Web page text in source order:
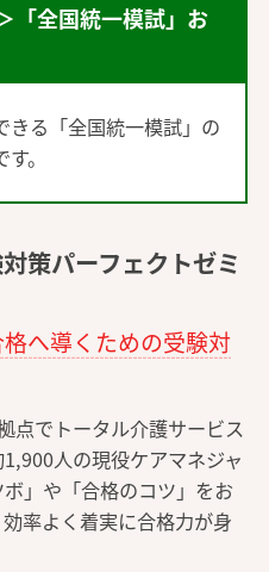
「全国統一模試」 お
きる 「全国統一模試」 の
。
策パーフェクトゼミ
へ導くための受験対
点でトータル介護サービス
人の現役ケアマネジャ
」や「合格のコツ」をお
率よく着実に合格力が身